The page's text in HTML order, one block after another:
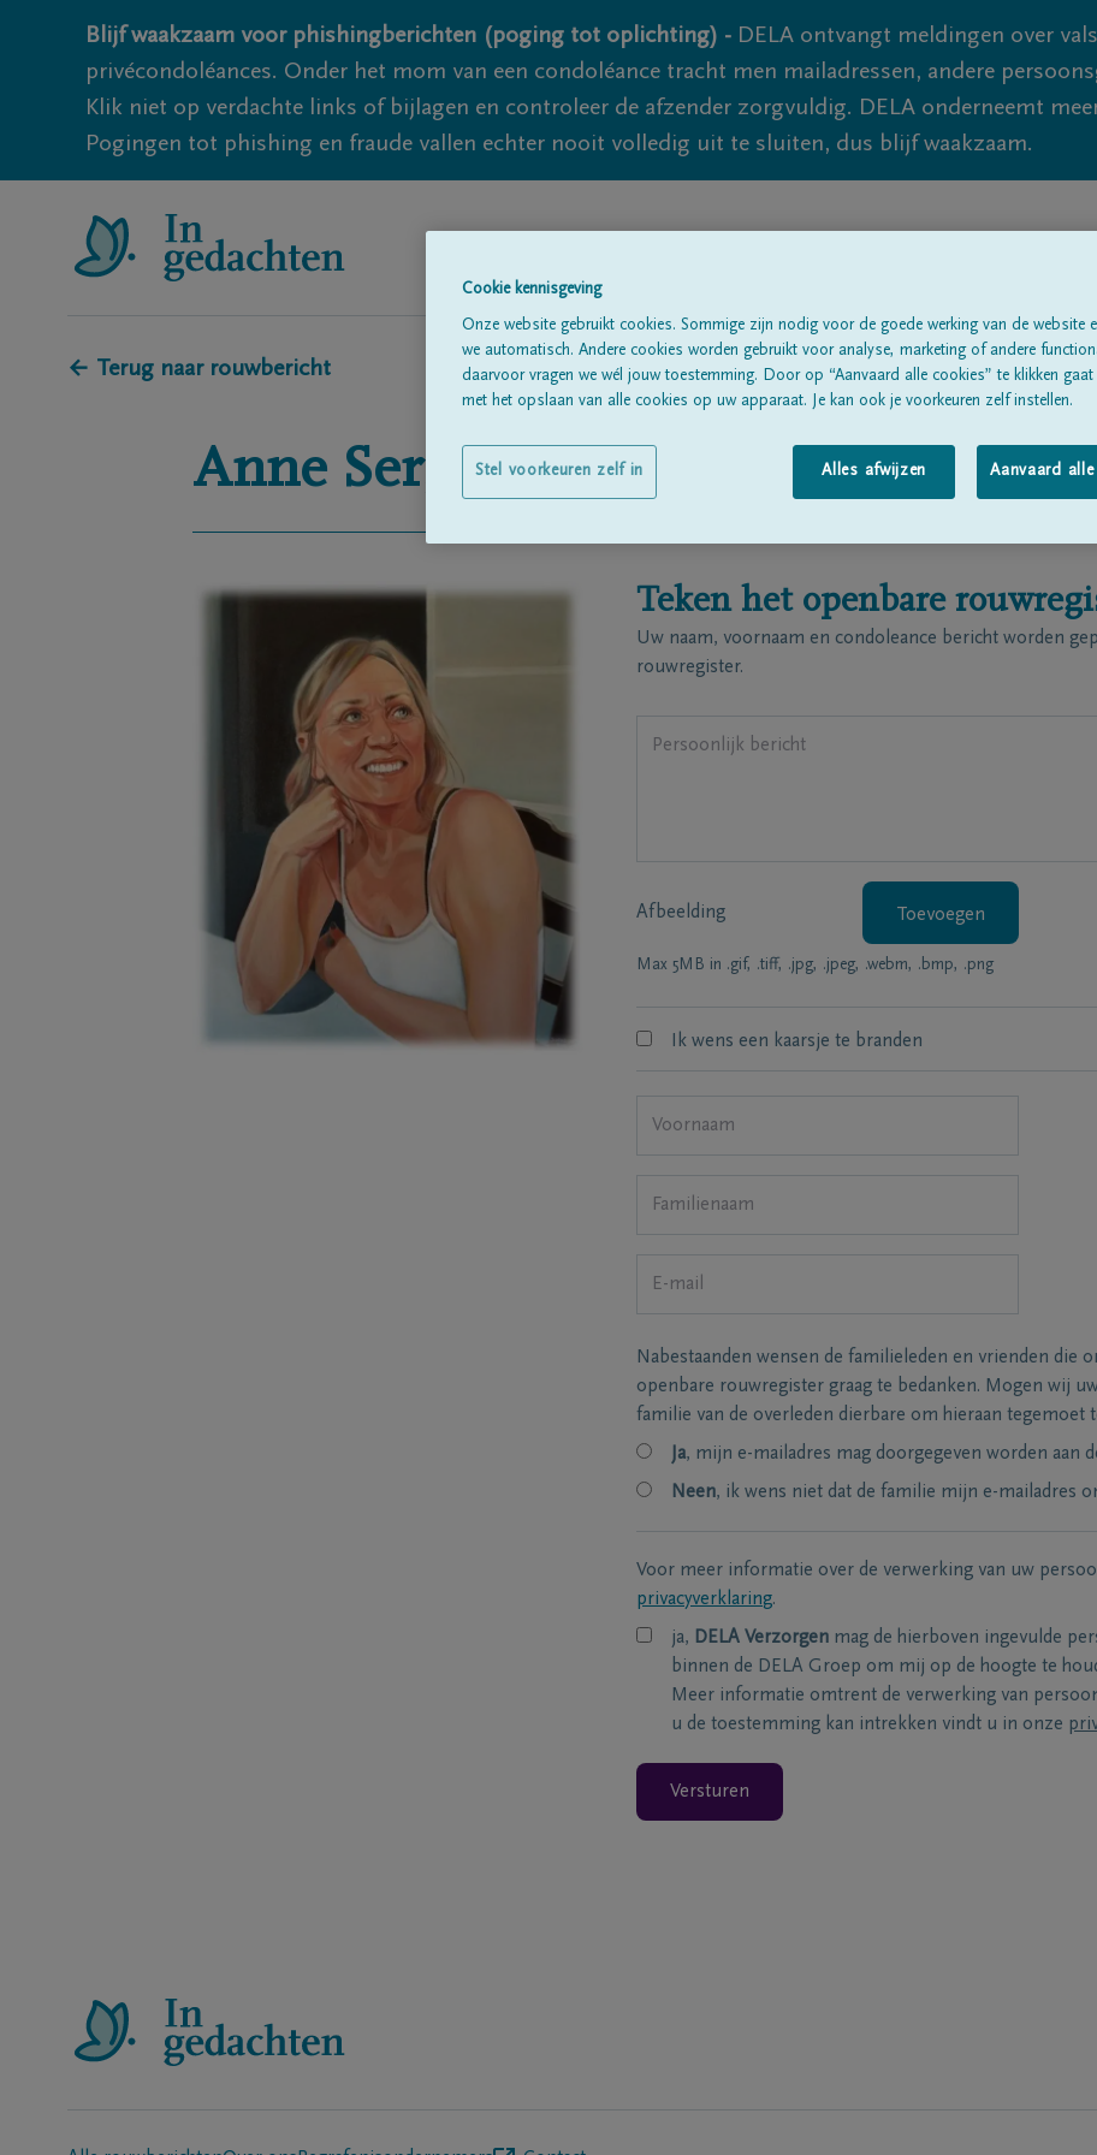
Blijf waakzaam voor phishingberichten (poging tot oplichting) - DELA ontvangt meldingen over
privécondoléances. Onder het mom van een condoléance tracht men mailadressen, andere
Klik niet op verdachte links of bijlagen en controleer de afzender zorgvuldig. DELA onderneemt
Pogingen tot phishing en fraude vallen echter nooit volledig uit te sluiten, dus blijf waakzaam.
← Terug naar rouwbericht
Anne Sergeant
Teken het openbare
Uw naam, voornaam en condoleance bericht worden
rouwregister.
Afbeelding Toevoegen
Max 5MB in .gif, .tiff, .jpg, .jpeg, .webm, .bmp, .png
Ik wens een kaarsje te branden
Nabestaanden wensen de familieleden en vrienden die
openbare rouwregister graag te bedanken. Mogen wij
familie van de overleden dierbare om hieraan tegemoet
Ja, mijn e-mailadres mag doorgegeven worden aan
Neen, ik wens niet dat de familie mijn e-mailadres
Voor meer informatie over de verwerking van uw
privacyverklaring.
ja, DELA Verzorgen mag de hierboven ingevulde
binnen de DELA Groep om mij op de hoogte te
Meer informatie omtrent de verwerking van
u de toestemming kan intrekken vindt u in onze
Versturen
Cookie kennisgeving
Onze website gebruikt cookies. Sommige zijn nodig voor de goede werking van de website
we automatisch. Andere cookies worden gebruikt voor analyse, marketing of andere
daarvoor vragen we wél jouw toestemming. Door op “Aanvaard alle cookies” te klikken
met het opslaan van alle cookies op uw apparaat. Je kan ook je voorkeuren zelf instellen.
Alles afwijzen Aanvaard
Stel voorkeuren zelf in